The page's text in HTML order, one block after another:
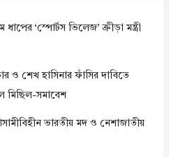
‘স্পোর্টস ভিলেজ’ ক্রীড়া মন্ত্রী
ও শেখ হাসিনার ফাঁসির দাবিতে
মিছিল-সমাবেশ
ভারতীয় মদ ও নেশাজাতীয়